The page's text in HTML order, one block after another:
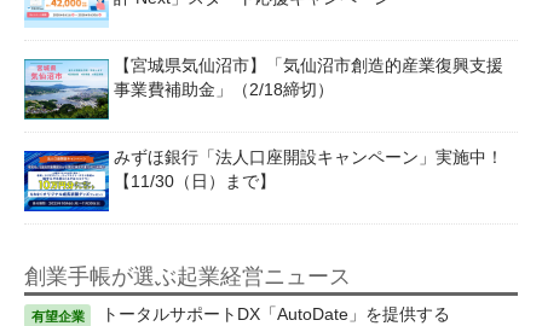
【宮城県気仙沼市】「気仙沼市創造的産業復興支援
事業費補助金」（2/18締切）
みずほ銀行「法人口座開設キャンペーン」実施中！
【11/30（日）まで】
創業手帳が選ぶ起業経営ニュース
トータルサポートDX「AutoDate」を提供する